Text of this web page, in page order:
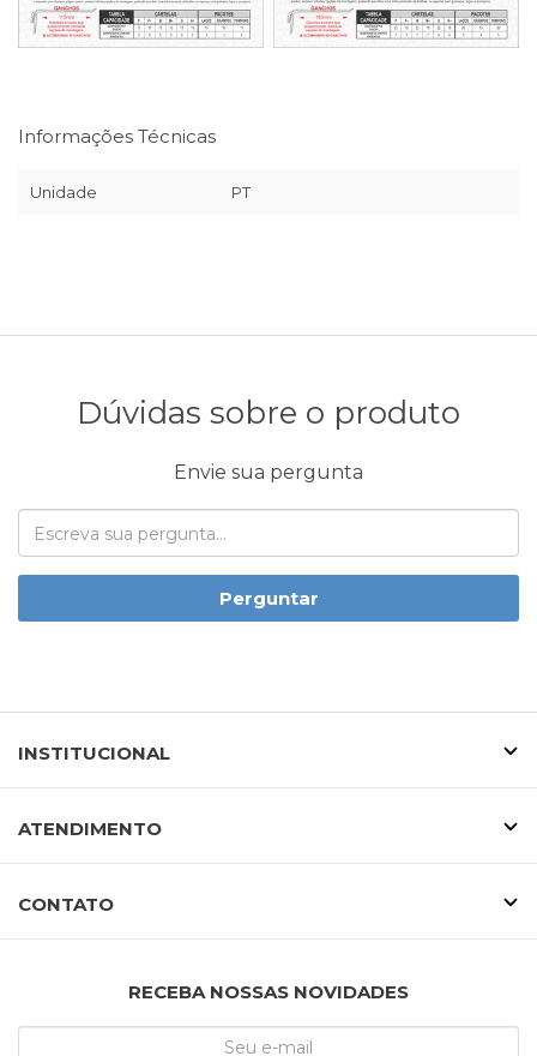
Informações Técnicas
Unidade PT
Dúvidas sobre o produto
Envie sua pergunta
Perguntar
INSTITUCIONAL
ATENDIMENTO
CONTATO
RECEBA NOSSAS NOVIDADES